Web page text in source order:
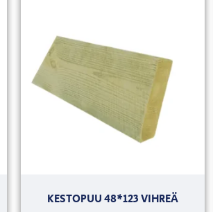
KESTOPUU 48*123 VIHREÄ